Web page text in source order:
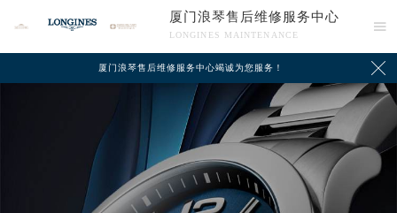
厦门浪琴售后维修服务中心
LONGINES MAINTENANCE

厦门浪琴售后维修服务中心竭诚为您服务！ 
联系我们